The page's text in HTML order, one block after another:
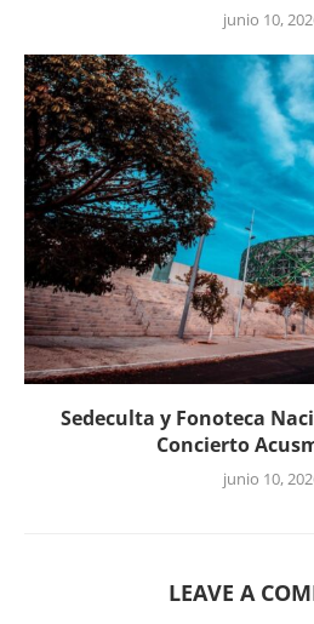
junio 10,
Sedeculta y Fonoteca
Concierto
junio 10,
LEAVE A